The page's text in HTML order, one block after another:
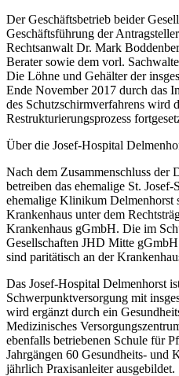
Der Geschäftsbetrieb beider
Geschäftsführung der
Rechtsanwalt Dr. Mark
Berater sowie dem vorl.
Die Löhne und Gehälter der
Ende November 2017 durch das
des Schutzschirmverfahrens wird
Restrukturierungsprozess
Über die Josef-Hospital
Nach dem Zusammenschluss der
betreiben das ehemalige St.
ehemalige Klinikum Delmenhorst
Krankenhaus unter dem
Krankenhaus gGmbH. Die im
Gesellschaften JHD Mitte
sind paritätisch an der
Das Josef-Hospital Delmenhorst
Schwerpunktversorgung mit
wird ergänzt durch ein
Medizinisches
ebenfalls betriebenen Schule für
Jahrgängen 60 Gesundheits- und
jährlich Praxisanleiter ausgebildet.